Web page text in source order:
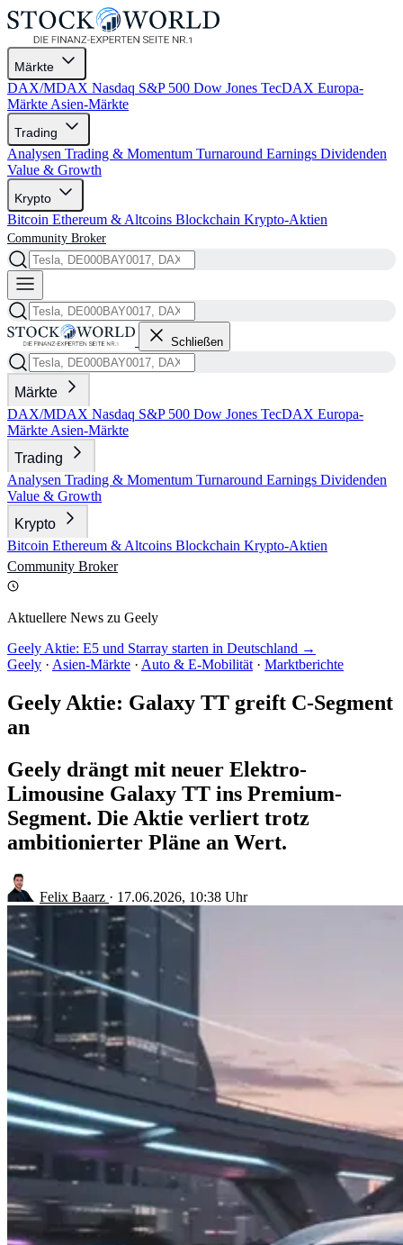
Märkte
DAX/MDAX Nasdaq S&P 500 Dow Jones TecDAX Europa-
Märkte Asien-Märkte
Trading
Analysen Trading & Momentum Turnaround Earnings Dividenden
Value & Growth
Krypto
Bitcoin Ethereum & Altcoins Blockchain Krypto-Aktien
Community Broker
Schließen
Märkte
DAX/MDAX Nasdaq S&P 500 Dow Jones TecDAX Europa-
Märkte Asien-Märkte
Trading
Analysen Trading & Momentum Turnaround Earnings Dividenden
Value & Growth
Krypto
Bitcoin Ethereum & Altcoins Blockchain Krypto-Aktien
Community Broker
Aktuellere News zu Geely
Geely Aktie: E5 und Starray starten in Deutschland →
Geely · Asien-Märkte · Auto & E-Mobilität · Marktberichte
Geely Aktie: Galaxy TT greift C-Segment
an
Geely drängt mit neuer Elektro-
Limousine Galaxy TT ins Premium-
Segment. Die Aktie verliert trotz
ambitionierter Pläne an Wert.
Felix Baarz · 17.06.2026, 10:38 Uhr